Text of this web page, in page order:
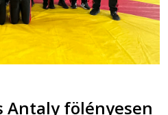
Antaly fölényesen